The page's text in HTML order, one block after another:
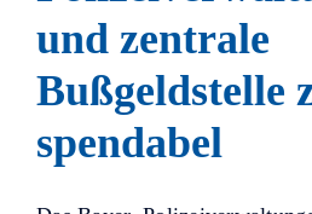
Hier erfahren Sie, wie
Helfer KUNO bisher
haben.
und zentrale
Bußgeldstelle
spendabel